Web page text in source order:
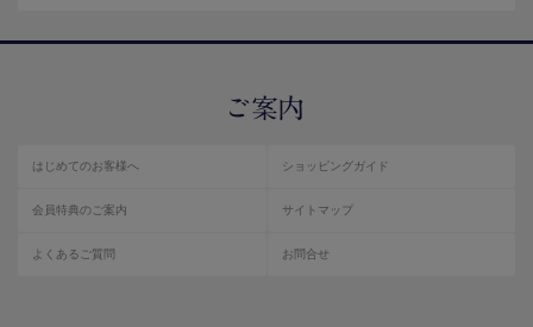
はじめてのお客様へ ショッピングガイド
会員特典のご案内 サイトマップ
よくあるご質問 お問合せ